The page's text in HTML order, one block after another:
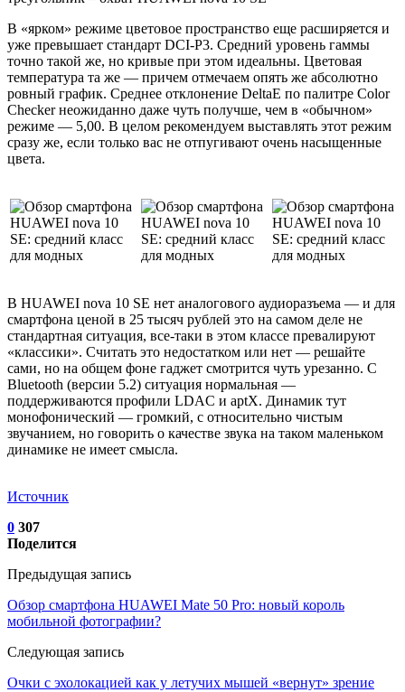
В «ярком» режиме цветовое пространство еще расширяется и
уже превышает стандарт DCI-P3. Средний уровень гаммы
точно такой же, но кривые при этом идеальны. Цветовая
температура та же — причем отмечаем опять же абсолютно
ровный график. Среднее отклонение DeltaE по палитре Color
Checker неожиданно даже чуть получше, чем в «обычном»
режиме — 5,00. В целом рекомендуем выставлять этот режим
сразу же, если только вас не отпугивают очень насыщенные
цвета.
В HUAWEI nova 10 SE нет аналогового аудиоразъема — и для
смартфона ценой в 25 тысяч рублей это на самом деле не
стандартная ситуация, все-таки в этом классе превалируют
«классики». Считать это недостатком или нет — решайте
сами, но на общем фоне гаджет смотрится чуть урезанно. С
Bluetooth (версии 5.2) ситуация нормальная —
поддерживаются профили LDAC и aptX. Динамик тут
монофонический — громкий, с относительно чистым
звучанием, но говорить о качестве звука на таком маленьком
динамике не имеет смысла.
Источник
0 307
Поделится
Предыдущая запись
Обзор смартфона HUAWEI Mate 50 Pro: новый король
мобильной фотографии?
Следующая запись
Очки с эхолокацией как у летучих мышей «вернут» зрение